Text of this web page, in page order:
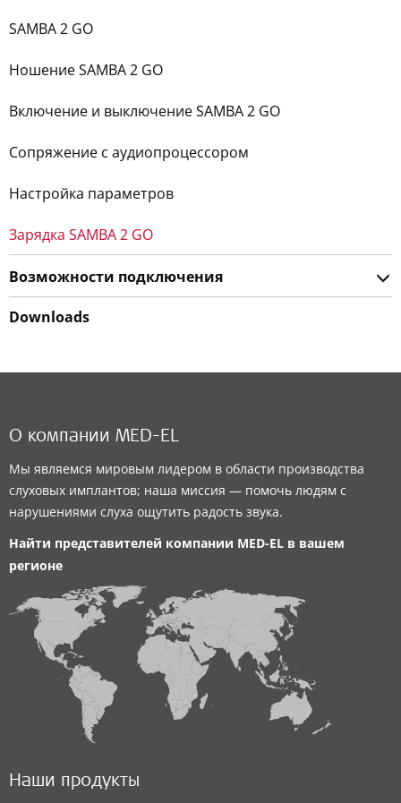
SAMBA 2 GO
Ношение SAMBA 2 GO
Включение и выключение SAMBA 2 GO
Сопряжение с аудиопроцессором
Настройка параметров
Зарядка SAMBA 2 GO
Возможности подключения
Downloads
О компании MED-EL
Мы являемся мировым лидером в области производства
слуховых имплантов; наша миссия — помочь людям с
нарушениями слуха ощутить радость звука.
Найти представителей компании MED-EL в вашем
регионе
Наши продукты